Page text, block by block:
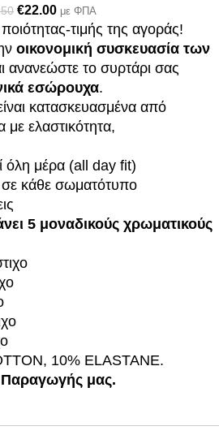
€22.00 με ΦΠΑ
τιμής της αγοράς!
οικονομική συσκευασία των
ανανεώστε το συρτάρι σας
εσώρουχα.
κατασκευασμένα από
ελαστικότητα,
όλη μέρα (all day fit)
σε κάθε σωματότυπο
5 μοναδικούς χρωματικούς
10% ELASTANE.
Παραγωγής μας.